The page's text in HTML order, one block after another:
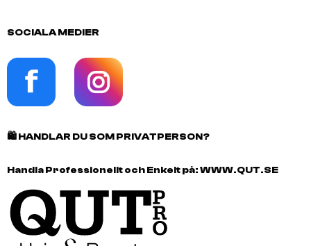
SOCIALA MEDIER
🛍️HANDLAR DU SOM PRIVATPERSON?
Handla Professionellt och Enkelt på:WWW.QUT.SE